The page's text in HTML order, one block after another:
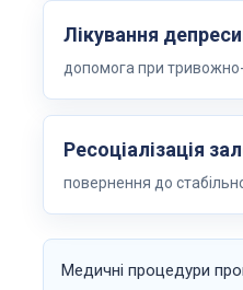
Лікування
допомога при
Ресоціалізація
повернення до
Медичні процедури